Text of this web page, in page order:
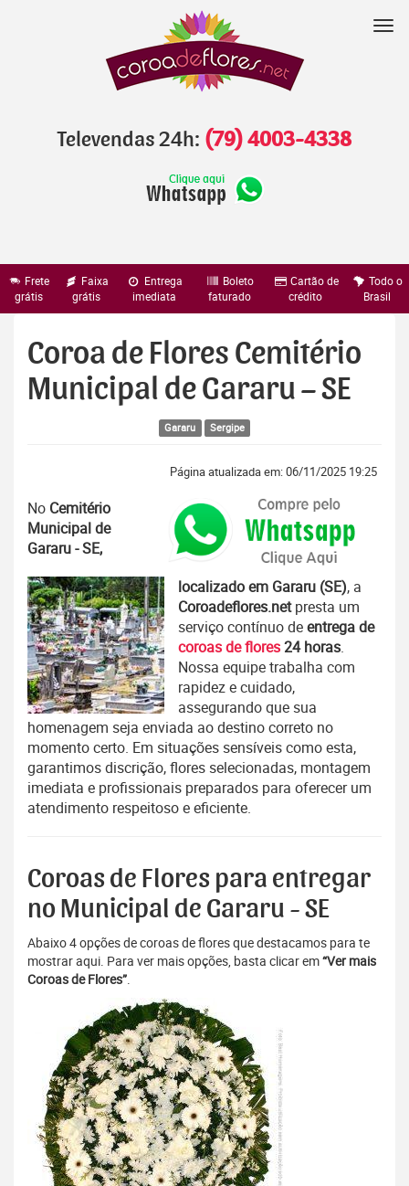
Televendas 24h: (79) 4003-4338
Frete
grátis
Faixa
grátis
Entrega
imediata
Boleto
faturado
Cartão de
crédito
Todo o
Brasil
Coroa de Flores Cemitério
Municipal de Gararu – SE
Gararu Sergipe
Página atualizada em: 06/11/2025 19:25
No Cemitério
Municipal de
Gararu - SE,
localizado em Gararu (SE), a
Coroadeflores.netpresta um
serviço contínuo deentrega de
coroas de flores24 horas.
Nossa equipe trabalha com
rapidez e cuidado,
assegurando que sua
homenagem seja enviada ao destino correto no
momento certo. Em situações sensíveis como esta,
garantimos discrição, flores selecionadas, montagem
imediata e profissionais preparados para oferecer um
atendimento respeitoso e eficiente.
Coroas de Flores para entregar
no Municipal de Gararu - SE
Abaixo 4 opções de coroas de flores que destacamos para te
mostrar aqui. Para ver mais opções, basta clicar em“Ver mais
Coroas de Flores”.